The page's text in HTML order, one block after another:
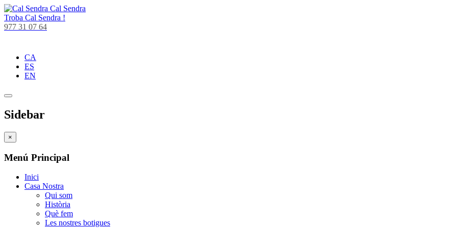
Cal Sendra
Troba Cal Sendra !
977 31 07 64
CA
ES
EN
Sidebar
×
Menú Principal
Inici
Casa Nostra
Qui som
Història
Què fem
Les nostres botigues